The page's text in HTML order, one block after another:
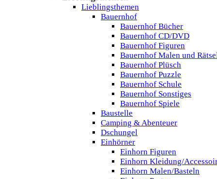
Lieblingsthemen
Bauernhof
Bauernhof Bücher
Bauernhof CD/DVD
Bauernhof Figuren
Bauernhof Malen und
Bauernhof Plüsch
Bauernhof Puzzle
Bauernhof Schule
Bauernhof Sonstiges
Bauernhof Spiele
Baustelle
Camping & Abenteuer
Dschungel
Einhörner
Einhorn Figuren
Einhorn Kleidung/
Einhorn Malen/Basteln